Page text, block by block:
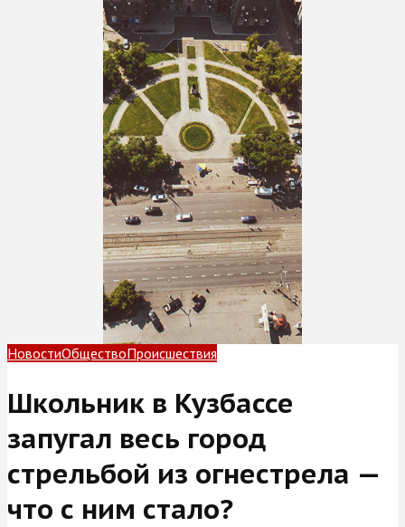
НовостиОбществоПроисшествия
Школьник в Кузбассе
запугал весь город
стрельбой из огнестрела —
что с ним стало?